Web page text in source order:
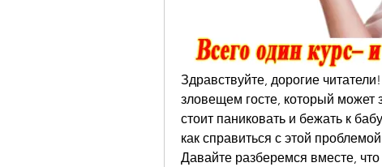
Здравствуйте, дорогие
зловещем госте, который может
стоит паниковать и бежать к
как справиться с этой
Давайте разберемся вместе,